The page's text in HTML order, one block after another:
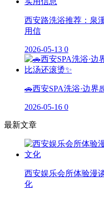
西安路洗浴推荐：泉
用信
2026-05-13 0
🚗西安SPA洗浴·边界
2026-05-16 0
最新文章
西安娱乐会所体验漫
化